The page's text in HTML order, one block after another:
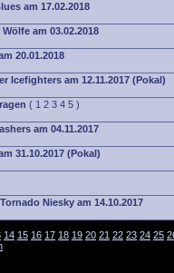
am 17.02.2018
am 03.02.2018
20.01.2018
Icefighters am 12.11.2017 (Pokal)
( 1 2 3 4 5 )
am 04.11.2017
31.10.2017 (Pokal)
Niesky am 14.10.2017
14 15 16 17 18 19 20 21 22 23 24 25